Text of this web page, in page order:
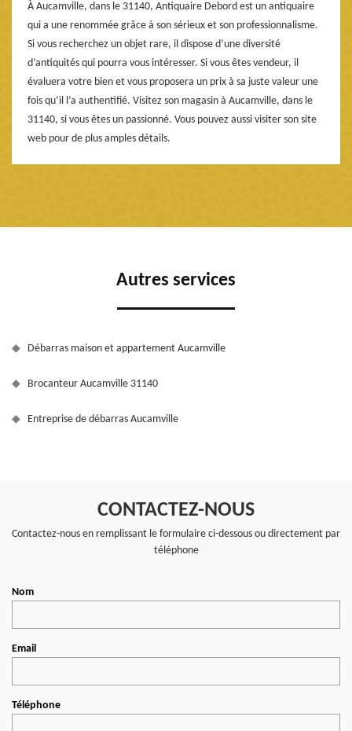
À Aucamville, dans le 31140, Antiquaire Debord est un antiquaire
qui a une renommée grâce à son sérieux et son professionnalisme.
Si vous recherchez un objet rare, il dispose d’une diversité
d’antiquités qui pourra vous intéresser. Si vous êtes vendeur, il
évaluera votre bien et vous proposera un prix à sa juste valeur une
fois qu’il l’a authentifié. Visitez son magasin à Aucamville, dans le
31140, si vous êtes un passionné. Vous pouvez aussi visiter son site
web pour de plus amples détails.
Autres services
Débarras maison et appartement Aucamville
Brocanteur Aucamville 31140
Entreprise de débarras Aucamville
CONTACTEZ-NOUS
Contactez-nous en remplissant le formulaire ci-dessous ou directement par
téléphone
Nom
Email
Téléphone